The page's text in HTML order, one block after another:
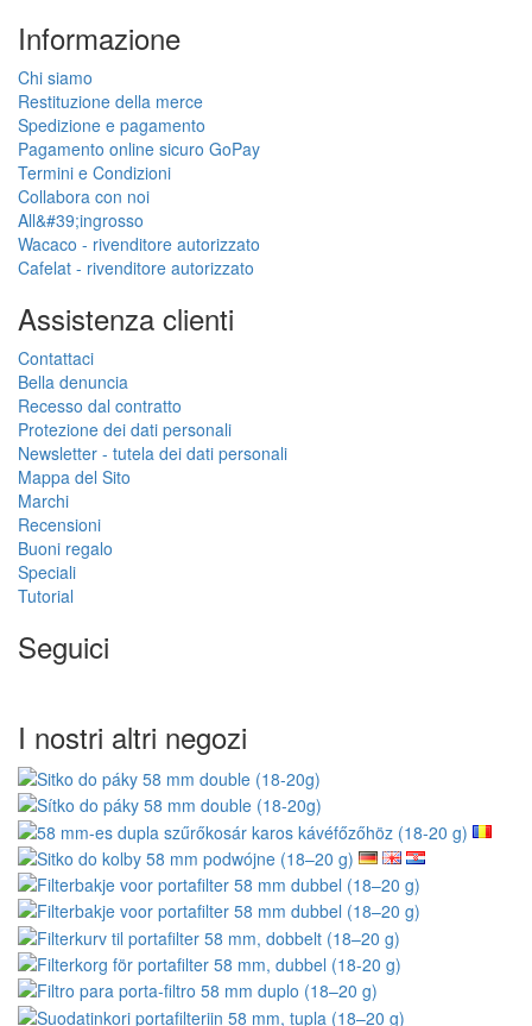
Informazione
Chi siamo
Restituzione della merce
Spedizione e pagamento
Pagamento online sicuro GoPay
Termini e Condizioni
Collabora con noi
All&#39;ingrosso
Wacaco - rivenditore autorizzato
Cafelat - rivenditore autorizzato
Assistenza clienti
Contattaci
Bella denuncia
Recesso dal contratto
Protezione dei dati personali
Newsletter - tutela dei dati personali
Mappa del Sito
Marchi
Recensioni
Buoni regalo
Speciali
Tutorial
Seguici
I nostri altri negozi